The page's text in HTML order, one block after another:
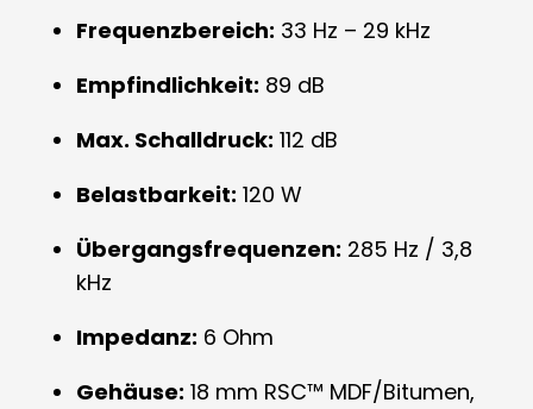
Frequenzbereich: 33 Hz – 29 kHz
Empfindlichkeit: 89 dB
Max. Schalldruck: 112 dB
Belastbarkeit: 120 W
Übergangsfrequenzen: 285 Hz / 3,8
kHz
Impedanz: 6 Ohm
Gehäuse: 18 mm RSC™ MDF/Bitumen,